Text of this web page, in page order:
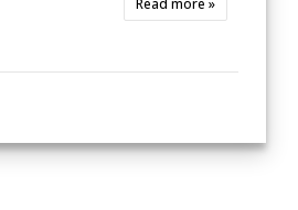
Read more »